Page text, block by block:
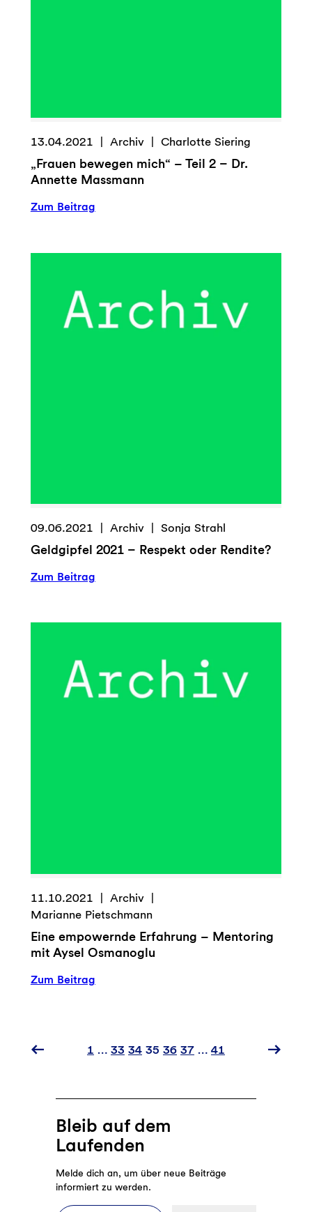
13.04.2021 Archiv Charlotte Siering
„Frauen bewegen mich“ – Teil 2 – Dr.
Annette Massmann
Zum Beitrag:
mich“
2
–
09.06.2021 Archiv Sonja Strahl
Geldgipfel 2021 – Respekt oder Rendite?
Zum Beitrag:
–
Rendite?
11.10.2021
Archiv
Marianne Pietschmann
Eine empowernde Erfahrung – Mentoring
mit Aysel Osmanoglu
Zum Beitrag:
Aysel
1 … 33 34 35 36 37 … 41
Bleib auf dem
Laufenden
Melde dich an, um über neue Beiträge
informiert zu werden.
E-Mail-Adresse eingeben